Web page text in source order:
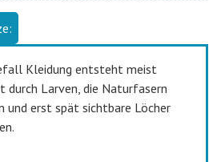
Kleidung entsteht meist
durch Larven, die Naturfasern
und erst spät sichtbare Löcher